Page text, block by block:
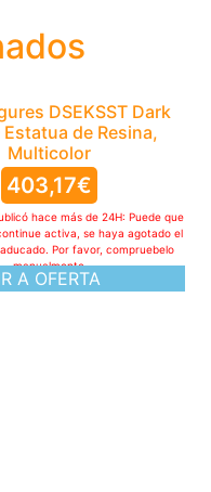
DSEKSST Dark
Estatua de Resina,
Multicolor
403,17€
A OFERTA
hace más de 24H: Puede que
activa, se haya agotado el
Por favor, compruebelo
manualmente